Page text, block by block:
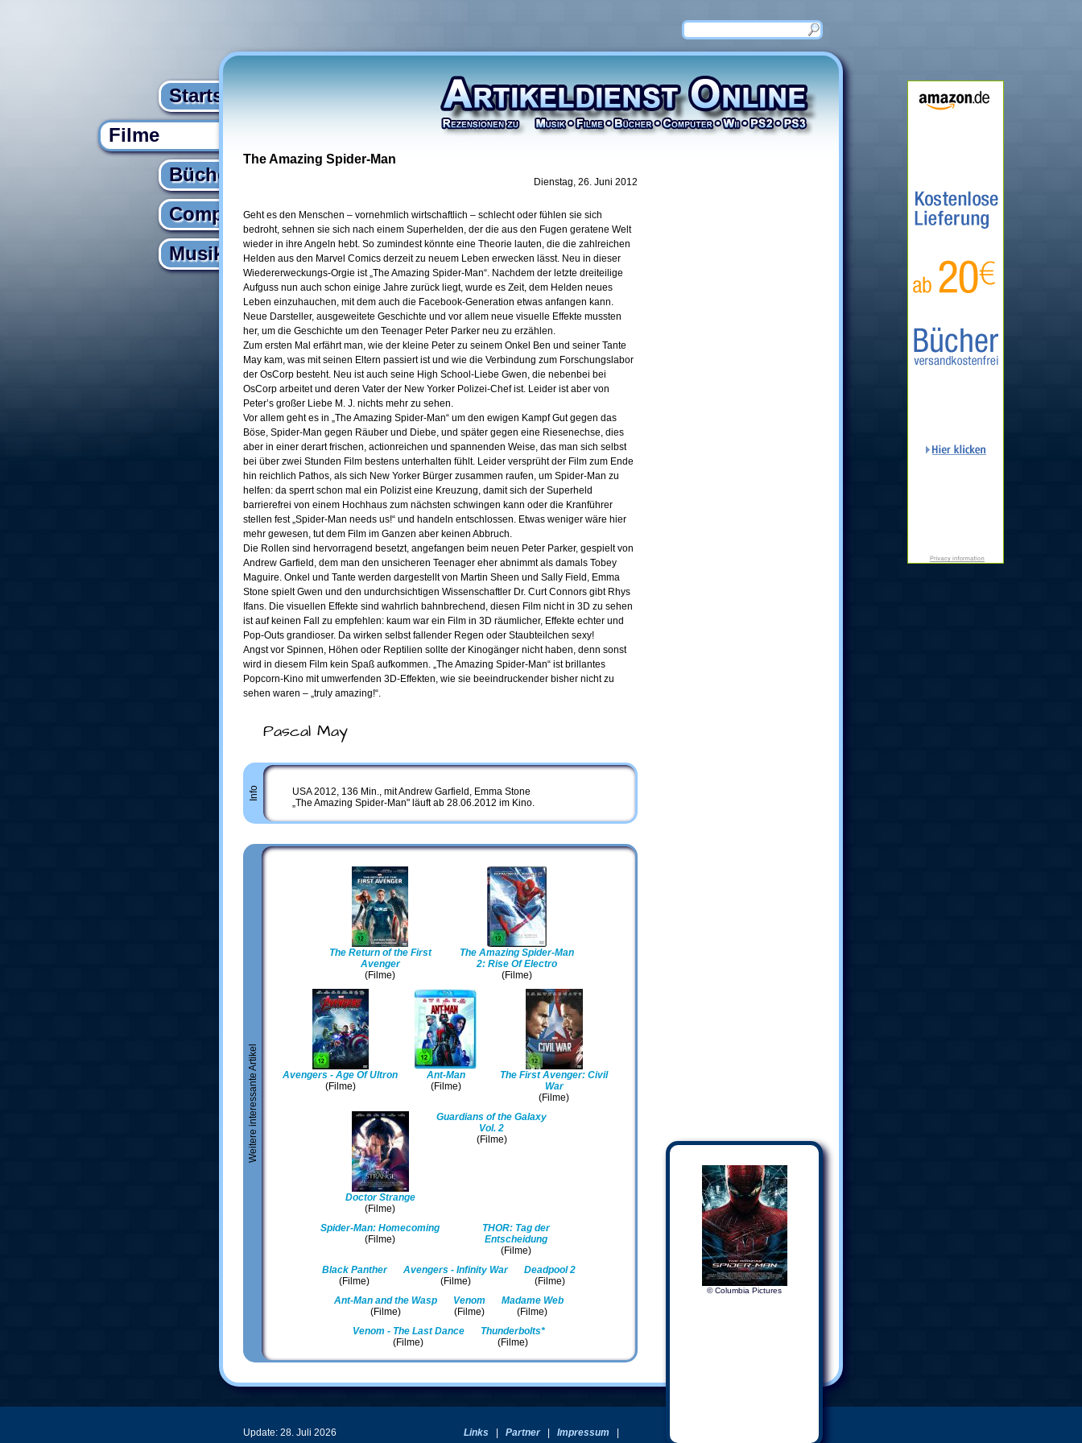
Startseite
Filme
Bücher
Computer
Musik
The Amazing Spider-Man
Dienstag, 26. Juni 2012
Geht es den Menschen – vornehmlich wirtschaftlich – schlecht oder fühlen sie sich
bedroht, sehnen sie sich nach einem Superhelden, der die aus den Fugen geratene Welt
wieder in ihre Angeln hebt. So zumindest könnte eine Theorie lauten, die die zahlreichen
Helden aus den Marvel Comics derzeit zu neuem Leben erwecken lässt. Neu in dieser
Wiedererweckungs-Orgie ist „The Amazing Spider-Man“. Nachdem der letzte dreiteilige
Aufguss nun auch schon einige Jahre zurück liegt, wurde es Zeit, dem Helden neues
Leben einzuhauchen, mit dem auch die Facebook-Generation etwas anfangen kann.
Neue Darsteller, ausgeweitete Geschichte und vor allem neue visuelle Effekte mussten
her, um die Geschichte um den Teenager Peter Parker neu zu erzählen.
Zum ersten Mal erfährt man, wie der kleine Peter zu seinem Onkel Ben und seiner Tante
May kam, was mit seinen Eltern passiert ist und wie die Verbindung zum Forschungslabor
der OsCorp besteht. Neu ist auch seine High School-Liebe Gwen, die nebenbei bei
OsCorp arbeitet und deren Vater der New Yorker Polizei-Chef ist. Leider ist aber von
Peter’s großer Liebe M. J. nichts mehr zu sehen.
Vor allem geht es in „The Amazing Spider-Man“ um den ewigen Kampf Gut gegen das
Böse, Spider-Man gegen Räuber und Diebe, und später gegen eine Riesenechse, dies
aber in einer derart frischen, actionreichen und spannenden Weise, das man sich selbst
bei über zwei Stunden Film bestens unterhalten fühlt. Leider versprüht der Film zum Ende
hin reichlich Pathos, als sich New Yorker Bürger zusammen raufen, um Spider-Man zu
helfen: da sperrt schon mal ein Polizist eine Kreuzung, damit sich der Superheld
barrierefrei von einem Hochhaus zum nächsten schwingen kann oder die Kranführer
stellen fest „Spider-Man needs us!“ und handeln entschlossen. Etwas weniger wäre hier
mehr gewesen, tut dem Film im Ganzen aber keinen Abbruch.
Die Rollen sind hervorragend besetzt, angefangen beim neuen Peter Parker, gespielt von
Andrew Garfield, dem man den unsicheren Teenager eher abnimmt als damals Tobey
Maguire. Onkel und Tante werden dargestellt von Martin Sheen und Sally Field, Emma
Stone spielt Gwen und den undurchsichtigen Wissenschaftler Dr. Curt Connors gibt Rhys
Ifans. Die visuellen Effekte sind wahrlich bahnbrechend, diesen Film nicht in 3D zu sehen
ist auf keinen Fall zu empfehlen: kaum war ein Film in 3D räumlicher, Effekte echter und
Pop-Outs grandioser. Da wirken selbst fallender Regen oder Staubteilchen sexy!
Angst vor Spinnen, Höhen oder Reptilien sollte der Kinogänger nicht haben, denn sonst
wird in diesem Film kein Spaß aufkommen. „The Amazing Spider-Man“ ist brillantes
Popcorn-Kino mit umwerfenden 3D-Effekten, wie sie beeindruckender bisher nicht zu
sehen waren – „truly amazing!“.
Pascal May
Info
USA 2012, 136 Min., mit Andrew Garfield, Emma Stone
„The Amazing Spider-Man" läuft ab 28.06.2012 im Kino.
Weitere interessante Artikel
The Return of the First
Avenger
(Filme)
The Amazing Spider-Man
2: Rise Of Electro
(Filme)
Avengers - Age Of Ultron
(Filme)
Ant-Man
(Filme)
The First Avenger: Civil
War
(Filme)
Doctor Strange
(Filme)
Guardians of the Galaxy
Vol. 2
(Filme)
Spider-Man: Homecoming
(Filme)
THOR: Tag der
Entscheidung
(Filme)
Black Panther
(Filme)
Avengers - Infinity War
(Filme)
Deadpool 2
(Filme)
Ant-Man and the Wasp
(Filme)
Venom
(Filme)
Madame Web
(Filme)
Venom - The Last Dance
(Filme)
Thunderbolts*
(Filme)
© Columbia Pictures
Update: 28. Juli 2026 Links Partner Impressum